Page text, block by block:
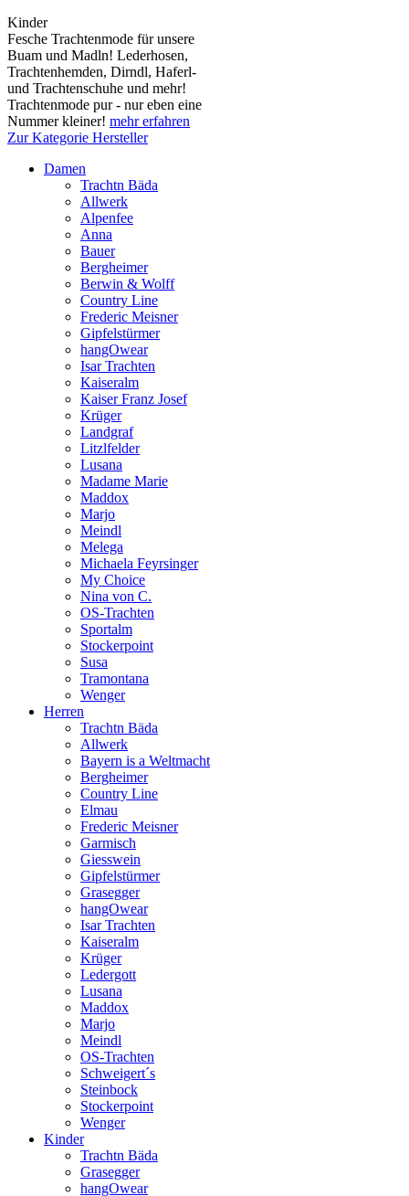
Kinder
Fesche Trachtenmode für unsere
Buam und Madln! Lederhosen,
Trachtenhemden, Dirndl, Haferl-
und Trachtenschuhe und mehr!
Trachtenmode pur - nur eben eine
Nummer kleiner! mehr erfahren
Zur Kategorie Hersteller
Damen
Trachtn Bäda
Allwerk
Alpenfee
Anna
Bauer
Bergheimer
Berwin & Wolff
Country Line
Frederic Meisner
Gipfelstürmer
hangOwear
Isar Trachten
Kaiseralm
Kaiser Franz Josef
Krüger
Landgraf
Litzlfelder
Lusana
Madame Marie
Maddox
Marjo
Meindl
Melega
Michaela Feyrsinger
My Choice
Nina von C.
OS-Trachten
Sportalm
Stockerpoint
Susa
Tramontana
Wenger
Herren
Trachtn Bäda
Allwerk
Bayern is a Weltmacht
Bergheimer
Country Line
Elmau
Frederic Meisner
Garmisch
Giesswein
Gipfelstürmer
Grasegger
hangOwear
Isar Trachten
Kaiseralm
Krüger
Ledergott
Lusana
Maddox
Marjo
Meindl
OS-Trachten
Schweigert´s
Steinbock
Stockerpoint
Wenger
Kinder
Trachtn Bäda
Grasegger
hangOwear